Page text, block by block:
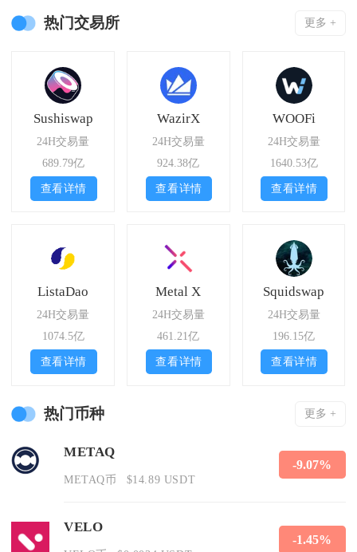
热门交易所 更多 +
Sushiswap
24H交易量
689.79亿
查看详情
WazirX
24H交易量
924.38亿
查看详情
WOOFi
24H交易量
1640.53亿
查看详情
ListaDao
24H交易量
1074.5亿
查看详情
Metal X
24H交易量
461.21亿
查看详情
Squidswap
24H交易量
196.15亿
查看详情
热门币种 更多 +
METAQ
METAQ币 $14.89 USDT
-9.07%
VELO
-1.45%